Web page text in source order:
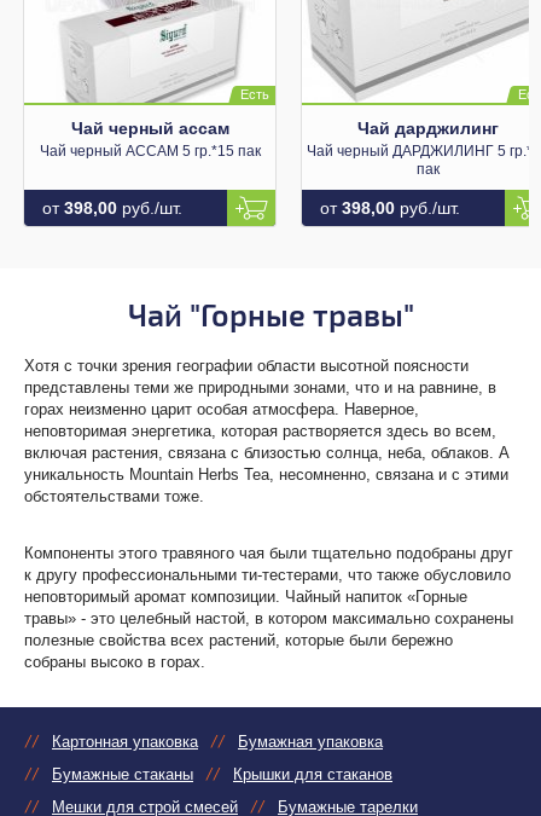
Чай черный ассам
Чай черный АССАМ 5 гр.*15 пак
от398,00 руб./шт.
Чай дарджилинг
Чай черный ДАРДЖИЛИНГ 5
пак
от398,00 руб./шт.
Чай "Горные травы"
Хотя с точки зрения географии области высотной поясности
представлены теми же природными зонами, что и на равнине, в
горах неизменно царит особая атмосфера. Наверное,
неповторимая энергетика, которая растворяется здесь во всем,
включая растения, связана с близостью солнца, неба, облаков. А
уникальность Mountain Herbs Tea, несомненно, связана и с этими
обстоятельствами тоже.
Компоненты этого травяного чая были тщательно подобраны друг
к другу профессиональными ти-тестерами, что также обусловило
неповторимый аромат композиции. Чайный напиток «Горные
травы» - это целебный настой, в котором максимально сохранены
полезные свойства всех растений, которые были бережно
собраны высоко в горах.
Картонная упаковка
Бумажная упаковка
Бумажные стаканы
Крышки для стаканов
Мешки для строй смесей
Бумажные тарелки